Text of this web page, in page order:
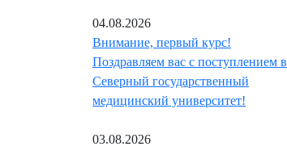
04.08.2026
Внимание, первый курс!
Поздравляем вас с поступлением в
Северный государственный
медицинский университет!
03.08.2026